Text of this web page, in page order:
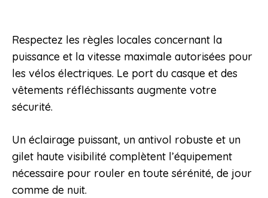
Respectez les règles locales concernant la
puissance et la vitesse maximale autorisées pour
les vélos électriques. Le port du casque et des
vêtements réfléchissants augmente votre
sécurité.
Un éclairage puissant, un antivol robuste et un
gilet haute visibilité complètent l’équipement
nécessaire pour rouler en toute sérénité, de jour
comme de nuit.